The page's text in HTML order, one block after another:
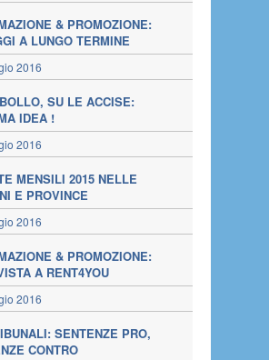
& PROMOZIONE:
A LUNGO TERMINE
2016
SU LE ACCISE:
IDEA !
2016
MENSILI 2015 NELLE
E PROVINCE
2016
& PROMOZIONE:
A RENT4YOU
2016
SENTENZE PRO,
CONTRO